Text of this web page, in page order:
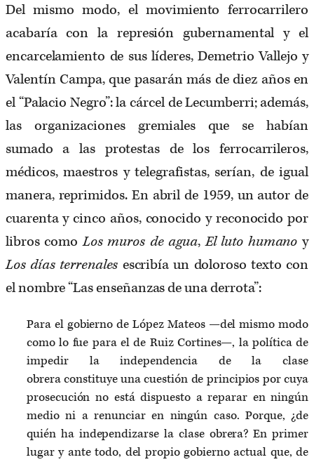
Del mismo modo, el movimiento ferrocarrilero
acabaría con la represión gubernamental y el
encarcelamiento de sus líderes, Demetrio Vallejo y
Valentín Campa, que pasarán más de diez años en
el “Palacio Negro”: la cárcel de Lecumberri; además,
las organizaciones gremiales que se habían
sumado a las protestas de los ferrocarrileros,
médicos, maestros y telegrafistas, serían, de igual
manera, reprimidos. En abril de 1959, un autor de
cuarenta y cinco años, conocido y reconocido por
libros comoLos muros de agua,El luto humano y
Los días terrenales escribía un doloroso texto con
el nombre “Las enseñanzas de una derrota”:
Para el gobierno de López Mateos —del mismo modo
como lo fue para el de Ruiz Cortines—, la política de
impedir la independencia de la clase
obrera constituye una cuestión de principios por cuya
prosecución no está dispuesto a reparar en ningún
medio ni a renunciar en ningún caso. Porque, ¿de
quién ha independizarse la clase obrera? En primer
lugar y ante todo, del propio gobierno actual que, de